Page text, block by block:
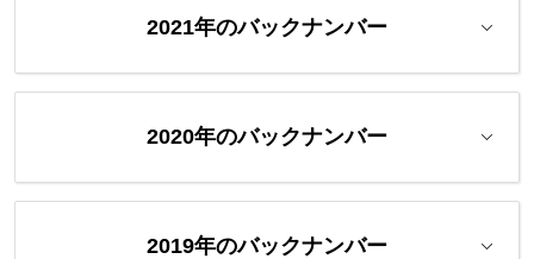
2021年のバックナンバー
2020年のバックナンバー
2019年のバックナンバー